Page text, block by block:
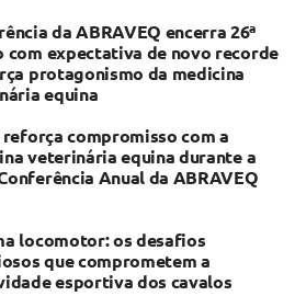
da ABRAVEQ encerra 26ª
com expectativa de novo recorde
protagonismo da medicina
equina
compromisso com a
veterinária equina durante a
Anual da ABRAVEQ
locomotor: os desafios
que comprometem a
esportiva dos cavalos